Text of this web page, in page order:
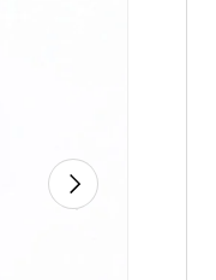
URMĂTORUL